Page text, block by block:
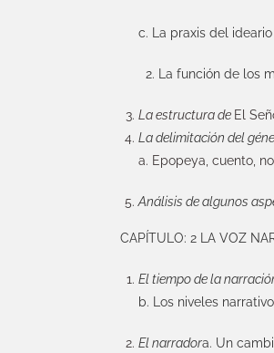
c. La praxis del
2. La función de los
La estructura de El
La delimitación del
a. Epopeya, cuento,
Análisis de algunos
CAPÍTULO: 2 LA VOZ
El tiempo de la
b. Los niveles
El narradora. Un